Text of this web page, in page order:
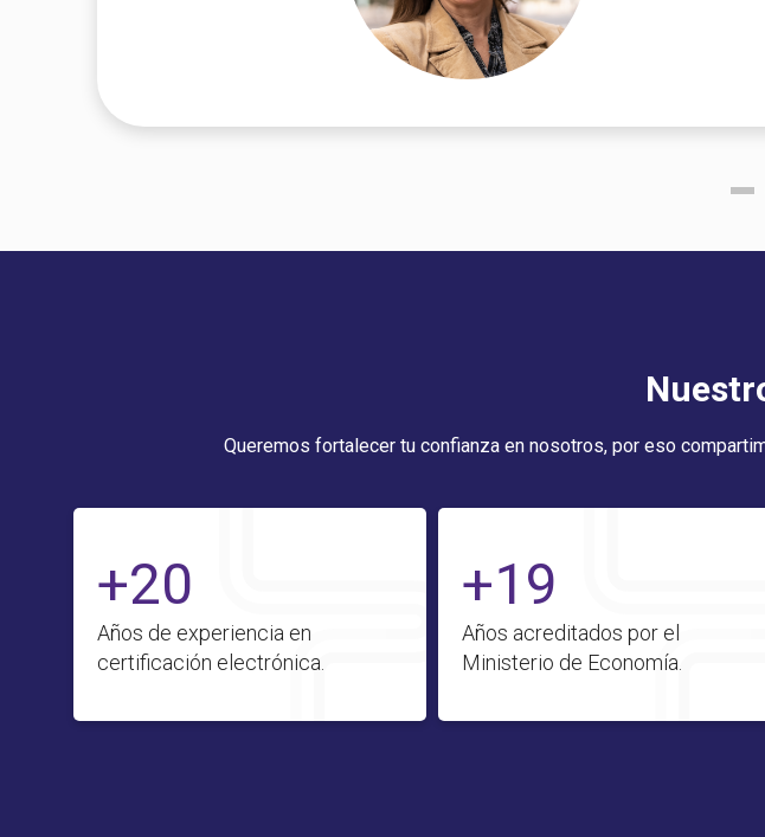
Queremos fortalecer tu confianza en nosotros, por eso
+20
Años de experiencia en
certificación electrónica.
+19
Años acreditados por el
Ministerio de Economía.